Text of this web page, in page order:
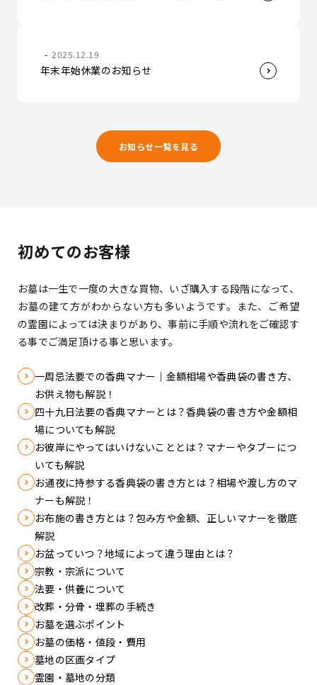
2025.12.19
年末年始休業のお知らせ
お知らせ一覧を見る
初めてのお客様
お墓は一生で一度の大きな買物、いざ購入する段階になって、
お墓の建て方がわからない方も多いようです。 また、ご希望
の霊園によっては決まりがあり、事前に手順や流れをご確認す
る事でご満足頂ける事と思います。
一周忌法要での香典マナー｜金額相場や香典袋の書き方、
お供え物も解説！
四十九日法要の香典マナーとは？香典袋の書き方や金額相
場についても解説
お彼岸にやってはいけないこととは？マナーやタブーにつ
いても解説
お通夜に持参する香典袋の書き方とは？相場や渡し方のマ
ナーも解説！
お布施の書き方とは？包み方や金額、正しいマナーを徹底
解説
お盆っていつ？地域によって違う理由とは？
宗教・宗派について
法要・供養について
改葬・分骨・埋葬の手続き
お墓を選ぶポイント
お墓の価格・値段・費用
墓地の区画タイプ
霊園・墓地の分類